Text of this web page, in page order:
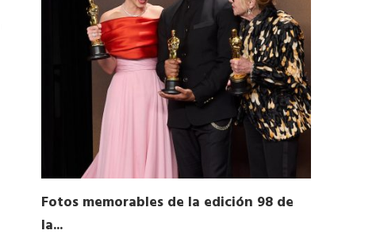
Fotos memorables de la edición 98 de
la...